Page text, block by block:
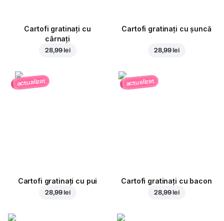
Cartofi gratinați cu
cârnați
28,99 lei
Cartofi gratinați cu șuncă
28,99 lei
actualizat
Cartofi gratinați cu pui
28,99 lei
actualizat
Cartofi gratinați cu bacon
28,99 lei